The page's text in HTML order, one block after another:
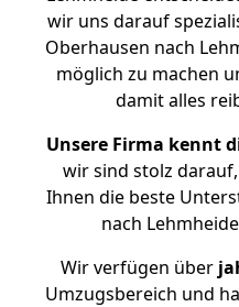
wir uns darauf
Oberhausen nach
möglich zu machen
damit alles
Unsere Firma kennt
wir sind stolz
Ihnen die beste
nach
Wir verfügen über
Umzugsbereich und